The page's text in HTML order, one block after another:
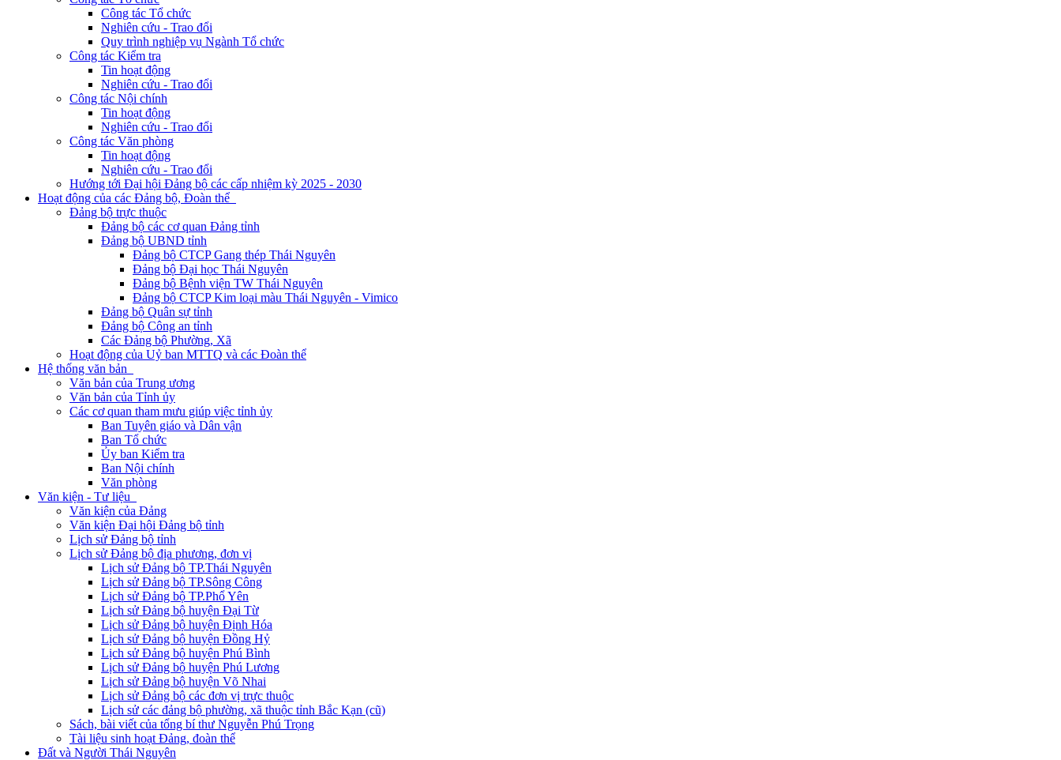
Công tác Tổ chức
Nghiên cứu - Trao đổi
Quy trình nghiệp vụ Ngành Tổ chức
Công tác Kiểm tra
Tin hoạt động
Nghiên cứu - Trao đổi
Công tác Nội chính
Tin hoạt động
Nghiên cứu - Trao đổi
Công tác Văn phòng
Tin hoạt động
Nghiên cứu - Trao đổi
Hướng tới Đại hội Đảng bộ các cấp nhiệm kỳ 2025 - 2030
Hoạt động của các Đảng bộ, Đoàn thể
Đảng bộ trực thuộc
Đảng bộ các cơ quan Đảng tỉnh
Đảng bộ UBND tỉnh
Đảng bộ CTCP Gang thép Thái Nguyên
Đảng bộ Đại học Thái Nguyên
Đảng bộ Bệnh viện TW Thái Nguyên
Đảng bộ CTCP Kim loại màu Thái Nguyên - Vimico
Đảng bộ Quân sự tỉnh
Đảng bộ Công an tỉnh
Các Đảng bộ Phường, Xã
Hoạt động của Uỷ ban MTTQ và các Đoàn thể
Hệ thống văn bản
Văn bản của Trung ương
Văn bản của Tỉnh ủy
Các cơ quan tham mưu giúp việc tỉnh ủy
Ban Tuyên giáo và Dân vận
Ban Tổ chức
Ủy ban Kiểm tra
Ban Nội chính
Văn phòng
Văn kiện - Tư liệu
Văn kiện của Đảng
Văn kiện Đại hội Đảng bộ tỉnh
Lịch sử Đảng bộ tỉnh
Lịch sử Đảng bộ địa phương, đơn vị
Lịch sử Đảng bộ TP.Thái Nguyên
Lịch sử Đảng bộ TP.Sông Công
Lịch sử Đảng bộ TP.Phổ Yên
Lịch sử Đảng bộ huyện Đại Từ
Lịch sử Đảng bộ huyện Định Hóa
Lịch sử Đảng bộ huyện Đồng Hỷ
Lịch sử Đảng bộ huyện Phú Bình
Lịch sử Đảng bộ huyện Phú Lương
Lịch sử Đảng bộ huyện Võ Nhai
Lịch sử Đảng bộ các đơn vị trực thuộc
Lịch sử các đảng bộ phường, xã thuộc tỉnh Bắc Kạn (cũ)
Sách, bài viết của tổng bí thư Nguyễn Phú Trọng
Tài liệu sinh hoạt Đảng, đoàn thể
Đất và Người Thái Nguyên